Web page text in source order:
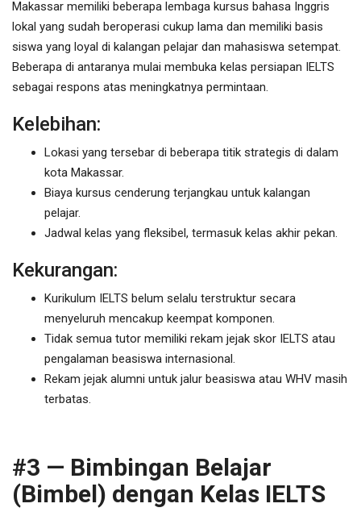
Makassar memiliki beberapa lembaga kursus bahasa Inggris
lokal yang sudah beroperasi cukup lama dan memiliki basis
siswa yang loyal di kalangan pelajar dan mahasiswa setempat.
Beberapa di antaranya mulai membuka kelas persiapan IELTS
sebagai respons atas meningkatnya permintaan.
Kelebihan:
Lokasi yang tersebar di beberapa titik strategis di dalam
kota Makassar.
Biaya kursus cenderung terjangkau untuk kalangan
pelajar.
Jadwal kelas yang fleksibel, termasuk kelas akhir pekan.
Kekurangan:
Kurikulum IELTS belum selalu terstruktur secara
menyeluruh mencakup keempat komponen.
Tidak semua tutor memiliki rekam jejak skor IELTS atau
pengalaman beasiswa internasional.
Rekam jejak alumni untuk jalur beasiswa atau WHV masih
terbatas.
#3 — Bimbingan Belajar
(Bimbel) dengan Kelas IELTS